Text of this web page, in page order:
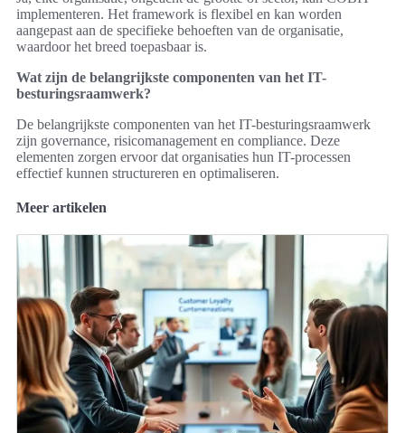
implementeren. Het framework is flexibel en kan worden
aangepast aan de specifieke behoeften van de organisatie,
waardoor het breed toepasbaar is.
Wat zijn de belangrijkste componenten van het IT-
besturingsraamwerk?
De belangrijkste componenten van het IT-besturingsraamwerk
zijn governance, risicomanagement en compliance. Deze
elementen zorgen ervoor dat organisaties hun IT-processen
effectief kunnen structureren en optimaliseren.
Meer artikelen